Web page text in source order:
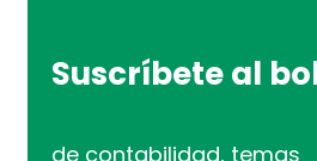
Suscríbete al
de contabilidad, temas